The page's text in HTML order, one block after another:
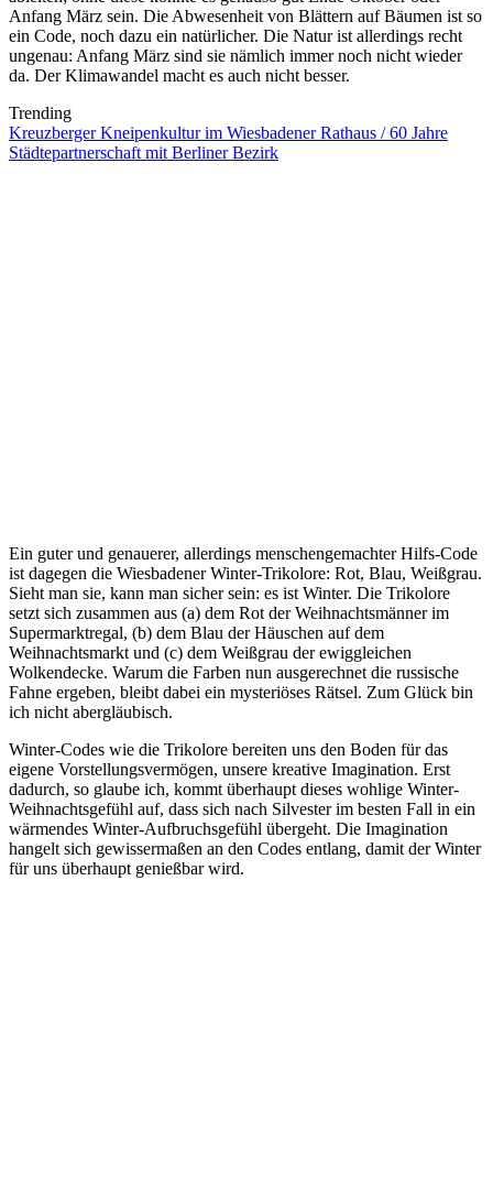
Anfang März sein. Die Abwesenheit von Blättern auf Bäumen ist so
ein Code, noch dazu ein natürlicher. Die Natur ist allerdings recht
ungenau: Anfang März sind sie nämlich immer noch nicht wieder
da. Der Klimawandel macht es auch nicht besser.
Trending
Kreuzberger Kneipenkultur im Wiesbadener Rathaus / 60 Jahre
Städtepartnerschaft mit Berliner Bezirk
Ein guter und genauerer, allerdings menschengemachter Hilfs-Code
ist dagegen die Wiesbadener Winter-Trikolore: Rot, Blau, Weißgrau.
Sieht man sie, kann man sicher sein: es ist Winter. Die Trikolore
setzt sich zusammen aus (a) dem Rot der Weihnachtsmänner im
Supermarktregal, (b) dem Blau der Häuschen auf dem
Weihnachtsmarkt und (c) dem Weißgrau der ewiggleichen
Wolkendecke. Warum die Farben nun ausgerechnet die russische
Fahne ergeben, bleibt dabei ein mysteriöses Rätsel. Zum Glück bin
ich nicht abergläubisch.
Winter-Codes wie die Trikolore bereiten uns den Boden für das
eigene Vorstellungsvermögen, unsere kreative Imagination. Erst
dadurch, so glaube ich, kommt überhaupt dieses wohlige Winter-
Weihnachtsgefühl auf, dass sich nach Silvester im besten Fall in ein
wärmendes Winter-Aufbruchsgefühl übergeht. Die Imagination
hangelt sich gewissermaßen an den Codes entlang, damit der Winter
für uns überhaupt genießbar wird.